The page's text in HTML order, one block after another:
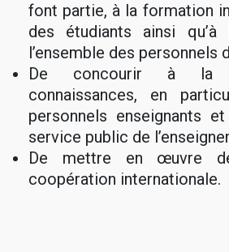
font partie, à la formation
des étudiants ainsi
l’ensemble des personnels
De concourir à la
connaissances, en
personnels enseignants
service public de
De mettre en œuvre
coopération internationale.